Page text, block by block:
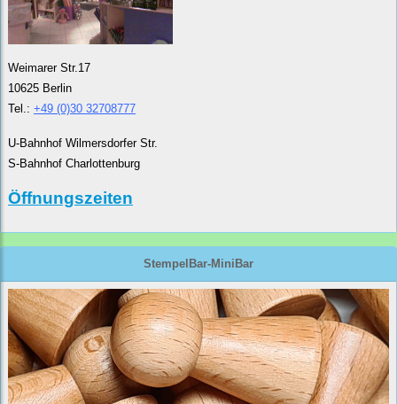
Weimarer Str.17
10625 Berlin
Tel.: +49 (0)30 32708777
U-Bahnhof Wilmersdorfer Str.
S-Bahnhof Charlottenburg
Öffnungszeiten
StempelBar-MiniBar